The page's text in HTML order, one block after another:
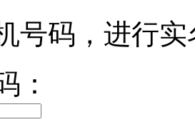
号码，进行
：